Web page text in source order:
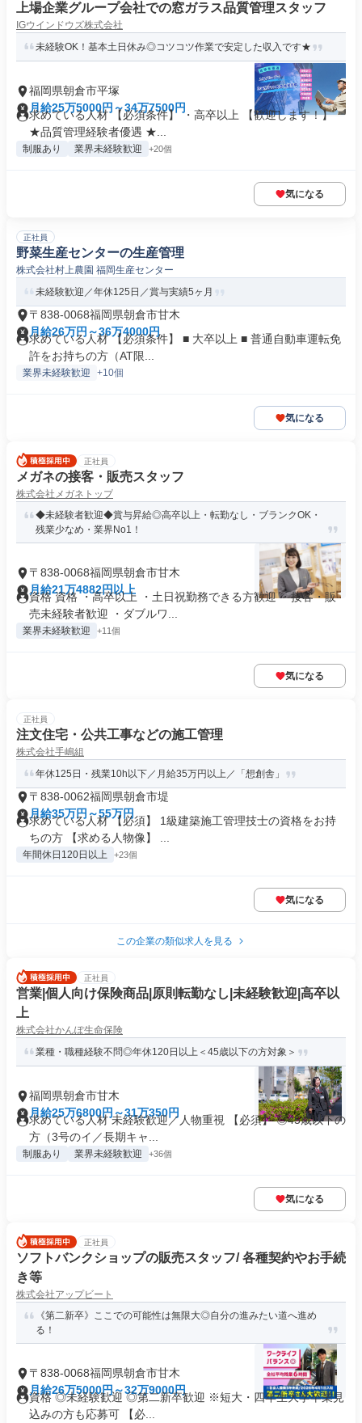
上場企業グループ会社での窓ガラス品質管理スタッフ
IGウインドウズ株式会社
未経験OK！基本土日休み◎コツコツ作業で安定した収入です★
福岡県朝倉市平塚
月給25万5000円～34万7500円
求めている人材 【必須条件】 ・高卒以上 【歓迎します！】
★品質管理経験者優遇 ★...
制服あり 業界未経験歓迎 +20個
気になる
正社員
野菜生産センターの生産管理
株式会社村上農園 福岡生産センター
未経験歓迎／年休125日／賞与実績5ヶ月
〒838-0068福岡県朝倉市甘木
月給26万円～36万4000円
求めている人材 【必須条件】 ■ 大卒以上 ■ 普通自動車運転免
許をお持ちの方（AT限...
業界未経験歓迎 +10個
気になる
正社員
メガネの接客・販売スタッフ
株式会社メガネトップ
◆未経験者歓迎◆賞与昇給◎高卒以上・転勤なし・ブランクOK・
残業少なめ・業界No1！
〒838-0068福岡県朝倉市甘木
月給21万4882円以上
資格 資格 ・高卒以上 ・土日祝勤務できる方歓迎 ・接客・販
売未経験者歓迎 ・ダブルワ...
業界未経験歓迎 +11個
気になる
正社員
注文住宅・公共工事などの施工管理
株式会社手嶋組
年休125日・残業10h以下／月給35万円以上／「想創舎」
〒838-0062福岡県朝倉市堤
月給35万円～55万円
求めている人材 【必須】 1級建築施工管理技士の資格をお持
ちの方 【求める人物像】 ...
年間休日120日以上 +23個
気になる
この企業の類似求人を見る
正社員
営業|個人向け保険商品|原則転勤なし|未経験歓迎|高卒以
上
株式会社かんぽ生命保険
業種・職種経験不問◎年休120日以上＜45歳以下の方対象＞
福岡県朝倉市甘木
月給25万6800円～31万350円
求めている人材 未経験歓迎／人物重視 【必須】 ◎45歳以下の
方（3号のイ／長期キャ...
制服あり 業界未経験歓迎 +36個
気になる
正社員
ソフトバンクショップの販売スタッフ/ 各種契約やお手続
き等
株式会社アップビート
《第二新卒》ここでの可能性は無限大◎自分の進みたい道へ進め
る！
〒838-0068福岡県朝倉市甘木
月給26万5000円～32万9000円
資格 ◎未経験歓迎 ◎第二新卒歓迎 ※短大・四年生大学卒業見
込みの方も応募可 【必...